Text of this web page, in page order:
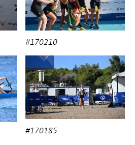
#170210
#170185